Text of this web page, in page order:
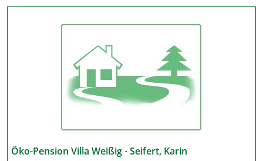
Öko-Pension Villa Weißig - Seifert, Karin